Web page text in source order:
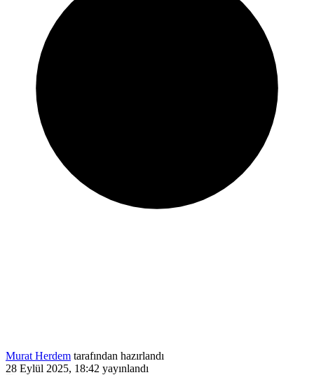
Murat Herdem tarafından hazırlandı
28 Eylül 2025, 18:42 yayınlandı